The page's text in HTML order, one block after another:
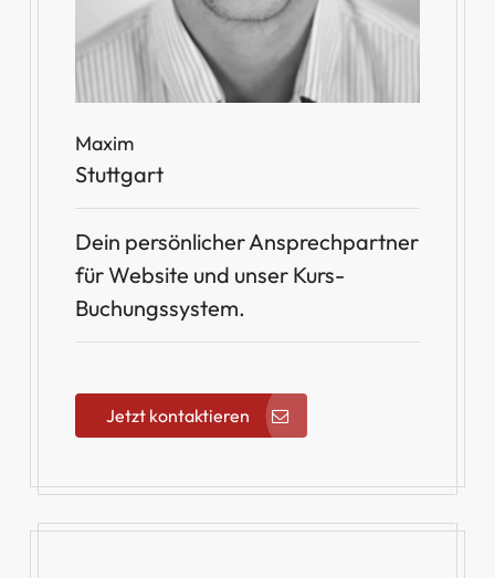
Maxim
Stuttgart
Dein persönlicher Ansprechpartner
für Website und unser Kurs-
Buchungssystem.
Jetzt kontaktieren